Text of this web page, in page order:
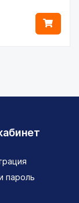
пароль